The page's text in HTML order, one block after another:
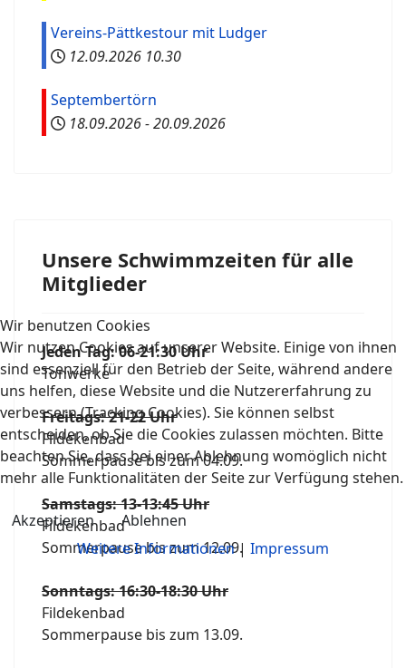
Vereins-Pättkestour mit Ludger
12.09.2026 10.30
Septembertörn
18.09.2026-20.09.2026
Unsere Schwimmzeiten für alle
Mitglieder
Jeden Tag: 06-21:30 Uhr
Tonwerke
Freitags: 21-22 Uhr
Fildekenbad
Sommerpause bis zum 04.09.
Samstags: 13-13:45 Uhr
Fildekenbad
Sommerpause bis zum 12.09.
Sonntags: 16:30-18:30 Uhr
Fildekenbad
Sommerpause bis zum 13.09.
Wir benutzen Cookies
Wir nutzen Cookies auf unserer Website. Einige von ihnen
sind essenziell für den Betrieb der Seite, während andere
uns helfen, diese Website und die Nutzererfahrung zu
verbessern (Tracking Cookies). Sie können selbst
entscheiden, ob Sie die Cookies zulassen möchten. Bitte
beachten Sie, dass bei einer Ablehnung womöglich nicht
mehr alle Funktionalitäten der Seite zur Verfügung stehen.
Akzeptieren
Ablehnen
Weitere Informationen| Impressum